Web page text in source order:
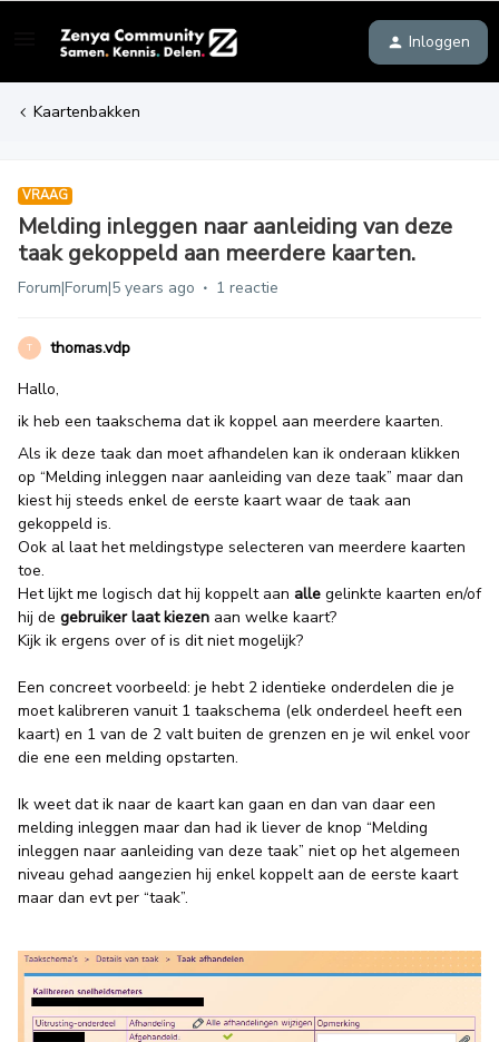
Inloggen
Kaartenbakken
VRAAG
Melding inleggen naar aanleiding van deze
taak gekoppeld aan meerdere kaarten.
Forum|Forum|5 years ago 1 reactie
T
thomas.vdp
Hallo,
ik heb een taakschema dat ik koppel aan meerdere kaarten.
Als ik deze taak dan moet afhandelen kan ik onderaan klikken
op “Melding inleggen naar aanleiding van deze taak” maar dan
kiest hij steeds enkel de eerste kaart waar de taak aan
gekoppeld is.
Ook al laat het meldingstype selecteren van meerdere kaarten
toe.
Het lijkt me logisch dat hij koppelt aan alle gelinkte kaarten en/of
hij de gebruiker laat kiezen aan welke kaart?
Kijk ik ergens over of is dit niet mogelijk?
Een concreet voorbeeld: je hebt 2 identieke onderdelen die je
moet kalibreren vanuit 1 taakschema (elk onderdeel heeft een
kaart) en 1 van de 2 valt buiten de grenzen en je wil enkel voor
die ene een melding opstarten.
Ik weet dat ik naar de kaart kan gaan en dan van daar een
melding inleggen maar dan had ik liever de knop “Melding
inleggen naar aanleiding van deze taak” niet op het algemeen
niveau gehad aangezien hij enkel koppelt aan de eerste kaart
maar dan evt per “taak”.